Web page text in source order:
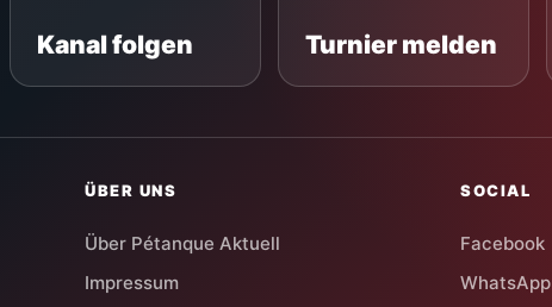
Kanal folgen Turnier melden
ÜBER UNS
Über Pétanque Aktuell
Impressum
SOCIAL
Facebook
WhatsApp